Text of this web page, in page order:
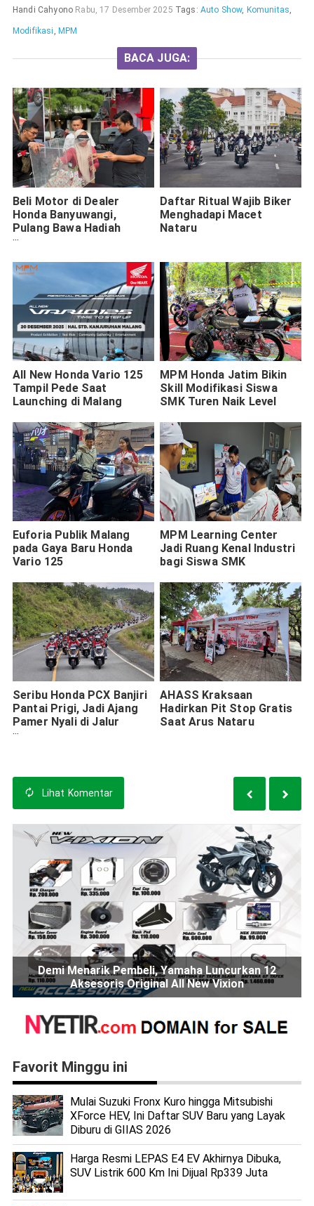
Handi Cahyono Rabu, 17 Desember 2025 Tags: Auto Show, Komunitas,
Modifikasi , MPM
BACA JUGA:
Beli Motor di Dealer
Honda Banyuwangi,
Pulang Bawa Hadiah
PCX160
Daftar Ritual Wajib Biker
Menghadapi Macet
Nataru
All New Honda Vario 125
Tampil Pede Saat
Launching di Malang
MPM Honda Jatim Bikin
Skill Modifikasi Siswa
SMK Turen Naik Level
Euforia Publik Malang
pada Gaya Baru Honda
Vario 125
MPM Learning Center
Jadi Ruang Kenal Industri
bagi Siswa SMK
Seribu Honda PCX Banjiri
Pantai Prigi, Jadi Ajang
Pamer Nyali di Jalur
Selatan
AHASS Kraksaan
Hadirkan Pit Stop Gratis
Saat Arus Nataru
Lihat Komentar
Demi Menarik Pembeli, Yamaha Luncurkan 12
Aksesoris Original All New Vixion
Favorit Minggu ini
Mulai Suzuki Fronx Kuro hingga Mitsubishi
XForce HEV, Ini Daftar SUV Baru yang Layak
Diburu di GIIAS 2026
Harga Resmi LEPAS E4 EV Akhirnya Dibuka,
SUV Listrik 600 Km Ini Dijual Rp339 Juta